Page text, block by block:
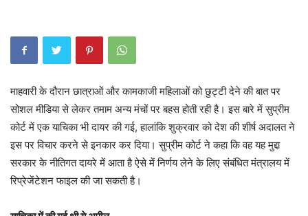
माहवारी के दौरान छात्राओं और कामकाजी महिलाओं को छुट्टी देने की बात पर
सोशल मीडिया से लेकर तमाम अन्य मंचों पर बहस होती रही है। इस बारे में सुप्रीम
कोर्ट में एक याचिका भी दायर की गई, हालांकि शुक्रवार को देश की शीर्ष अदालत ने
इस पर विचार करने से इनकार कर दिया। सुप्रीम कोर्ट ने कहा कि वह यह मुद्दा
सरकार के नीतिगत दायरे में आता है ऐसे में निर्णय लेने के लिए संबंधित मंत्रालय में
रिप्रेजेंटेशन फाइल की जा सकती है।